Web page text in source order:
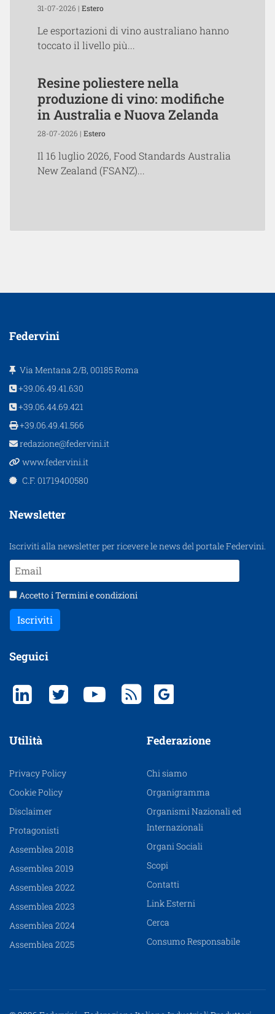
31-07-2026 | Estero
Le esportazioni di vino australiano hanno
toccato il livello più...
Resine poliestere nella
produzione di vino: modifiche
in Australia e Nuova Zelanda
28-07-2026 | Estero
Il 16 luglio 2026, Food Standards Australia
New Zealand (FSANZ)...
Federvini
Via Mentana 2/B, 00185 Roma
+39.06.49.41.630
+39.06.44.69.421
+39.06.49.41.566
redazione@federvini.it
www.federvini.it
C.F. 01719400580
Newsletter
Iscriviti alla newsletter per ricevere le news del portale Federvini.
Accetto iTermini e condizioni
Iscriviti
Seguici
Utilità
Privacy Policy
Cookie Policy
Disclaimer
Protagonisti
Assemblea 2018
Assemblea 2019
Assemblea 2022
Assemblea 2023
Assemblea 2024
Assemblea 2025
Federazione
Chi siamo
Organigramma
Organismi Nazionali ed
Internazionali
Organi Sociali
Scopi
Contatti
Link Esterni
Cerca
Consumo Responsabile